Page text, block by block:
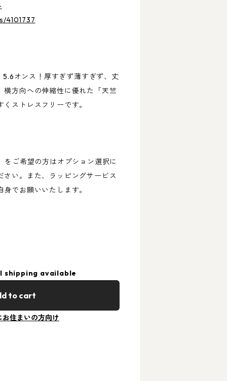
4101737
オンス！厚すぎず薄すぎず、丈
横方向への伸縮性に優れた「天竺
ストレスフリーです。
ご希望の方はオプション選択に
さい。また、ラッピングサービス
でお願いいたします。
shipping available
to cart
お住まいの方向け